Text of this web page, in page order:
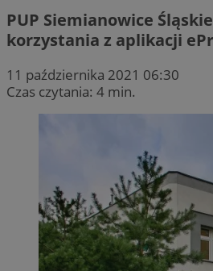
PUP Siemianowice
korzystania z aplikacji
11 października 2021 06:30
Czas czytania: 4 min.